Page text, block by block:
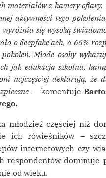
materiałów z kamery
aktywności tego
wyróżnia się wysoką
o deepfake’ach, a 66%
Młode osoby
jak edukacja szkolna,
najczęściej deklarują, że
–komentuje
młodzież częściej niż
ich rówieśników –
internetowych czy
respondentów dominuje
od wieku.